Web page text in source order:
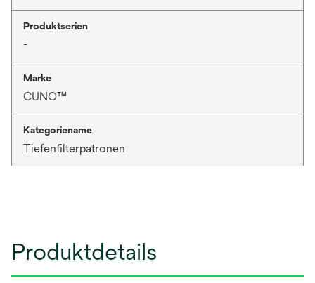
Produktserien
-
Marke
CUNO™
Kategoriename
Tiefenfilterpatronen
Produktdetails